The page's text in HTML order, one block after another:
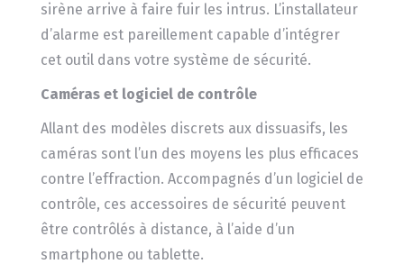
sirène arrive à faire fuir les intrus. L’installateur
d’alarme est pareillement capable d’intégrer
cet outil dans votre système de sécurité.
Caméras et logiciel de contrôle
Allant des modèles discrets aux dissuasifs, les
caméras sont l’un des moyens les plus efficaces
contre l’effraction. Accompagnés d’un logiciel de
contrôle, ces accessoires de sécurité peuvent
être contrôlés à distance, à l’aide d’un
smartphone ou tablette.